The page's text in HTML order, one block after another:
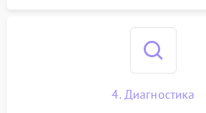
4. Диагностика